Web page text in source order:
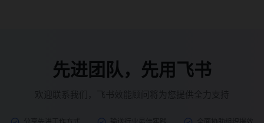
先进团队，先用飞书